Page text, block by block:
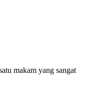
makam yang sangat